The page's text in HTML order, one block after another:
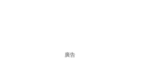
廣告